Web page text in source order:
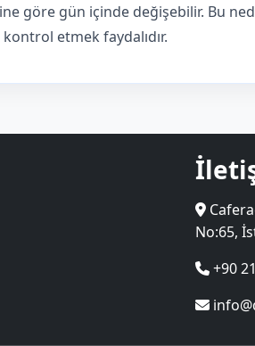
göre gün içinde değişebilir. Bu
etmek faydalıdır.
No:65,
+90